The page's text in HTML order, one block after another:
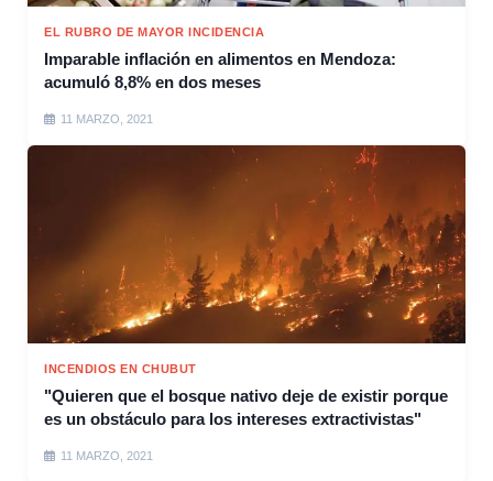
EL RUBRO DE MAYOR INCIDENCIA
Imparable inflación en alimentos en Mendoza:
acumuló 8,8% en dos meses
11 MARZO, 2021
INCENDIOS EN CHUBUT
"Quieren que el bosque nativo deje de existir porque
es un obstáculo para los intereses extractivistas"
11 MARZO, 2021